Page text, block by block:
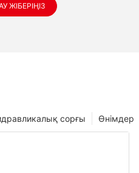
ЖІБЕРІҢІЗ
Өнімдер
сорғы